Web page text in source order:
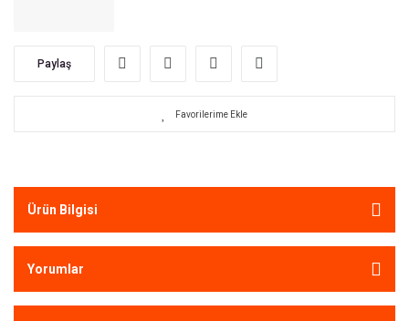
Paylaş
Ürün Bilgisi
Yorumlar